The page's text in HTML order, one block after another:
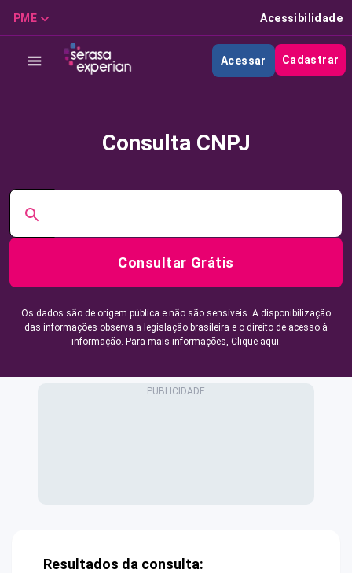
PME Acessibilidade
Acessar Cadastrar
Consulta CNPJ
Consultar Grátis
Os dados são de origem pública e não são sensíveis. A disponibilização
das informações observa a legislação brasileira e o direito de acesso à
informação. Para mais informações, Clique aqui.
Resultados da consulta: